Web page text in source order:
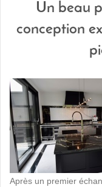
Un beau
conception
Après un premier